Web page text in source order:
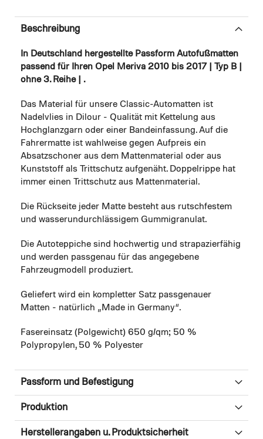
Beschreibung
In Deutschland hergestellte Passform Autofußmatten
passend für Ihren Opel Meriva 2010 bis 2017 | Typ B |
ohne 3. Reihe | .
Das Material für unsere Classic-Automatten ist
Nadelvlies in Dilour - Qualität mit Kettelung aus
Hochglanzgarn oder einer Bandeinfassung. Auf die
Fahrermatte ist wahlweise gegen Aufpreis ein
Absatzschoner aus dem Mattenmaterial oder aus
Kunststoff als Trittschutz aufgenäht. Doppelrippe hat
immer einen Trittschutz aus Mattenmaterial.
Die Rückseite jeder Matte besteht aus rutschfestem
und wasserundurchlässigem Gummigranulat.
Die Autoteppiche sind hochwertig und strapazierfähig
und werden passgenau für das angegebene
Fahrzeugmodell produziert.
Geliefert wird ein kompletter Satz passgenauer
Matten - natürlich „Made in Germany“.
Fasereinsatz (Polgewicht) 650 g/qm; 50 %
Polypropylen, 50 % Polyester
Passform und Befestigung
Produktion
Herstellerangaben u. Produktsicherheit